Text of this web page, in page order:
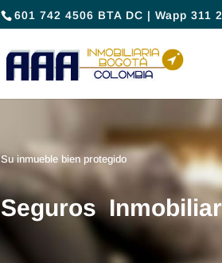
601 742 4506 BTA DC | Wapp 311
Su inmueble bien protegido
Seguros